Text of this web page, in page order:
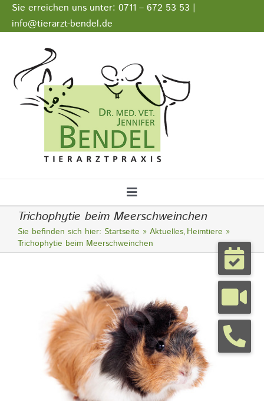
Zum
Inhalt
Sie erreichen uns unter: 0711 – 672 53 53 |
info@tierarzt-bendel.de
Stellenangebote
Impressum
Datenschutz
Toggle
Navigation
Startseite
Tierarztpraxis
Tierhalterinfos
Kontakt
Trichophytie beim Meerschweinchen
Sie befinden sich hier: Startseite Aktuelles Heimtiere
Trichophytie beim Meerschweinchen